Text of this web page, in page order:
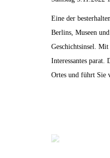
Eine der
Berlins, Museen
Geschichtsinsel.
Interessantes
Ortes und führt Sie